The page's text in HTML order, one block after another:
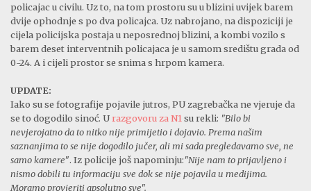
policajac u civilu. Uz to, na tom prostoru su u blizini uvijek barem
dvije ophodnje s po dva policajca. Uz nabrojano, na dispoziciji je
cijela policijska postaja u neposrednoj blizini, a kombi vozilo s
barem deset interventnih policajaca je u samom središtu grada od
0-24. A i cijeli prostor se snima s hrpom kamera.
UPDATE:
Iako su se fotografije pojavile jutros, PU zagrebačka ne vjeruje da
se to dogodilo sinoć. U razgovoru za N1 su rekli: "Bilo bi
nevjerojatno da to nitko nije primijetio i dojavio. Prema našim
saznanjima to se nije dogodilo jučer, ali mi sada pregledavamo sve, ne
samo kamere". Iz policije još napominju:"Nije nam to prijavljeno i
nismo dobili tu informaciju sve dok se nije pojavila u medijima.
Moramo provjeriti apsolutno sve".